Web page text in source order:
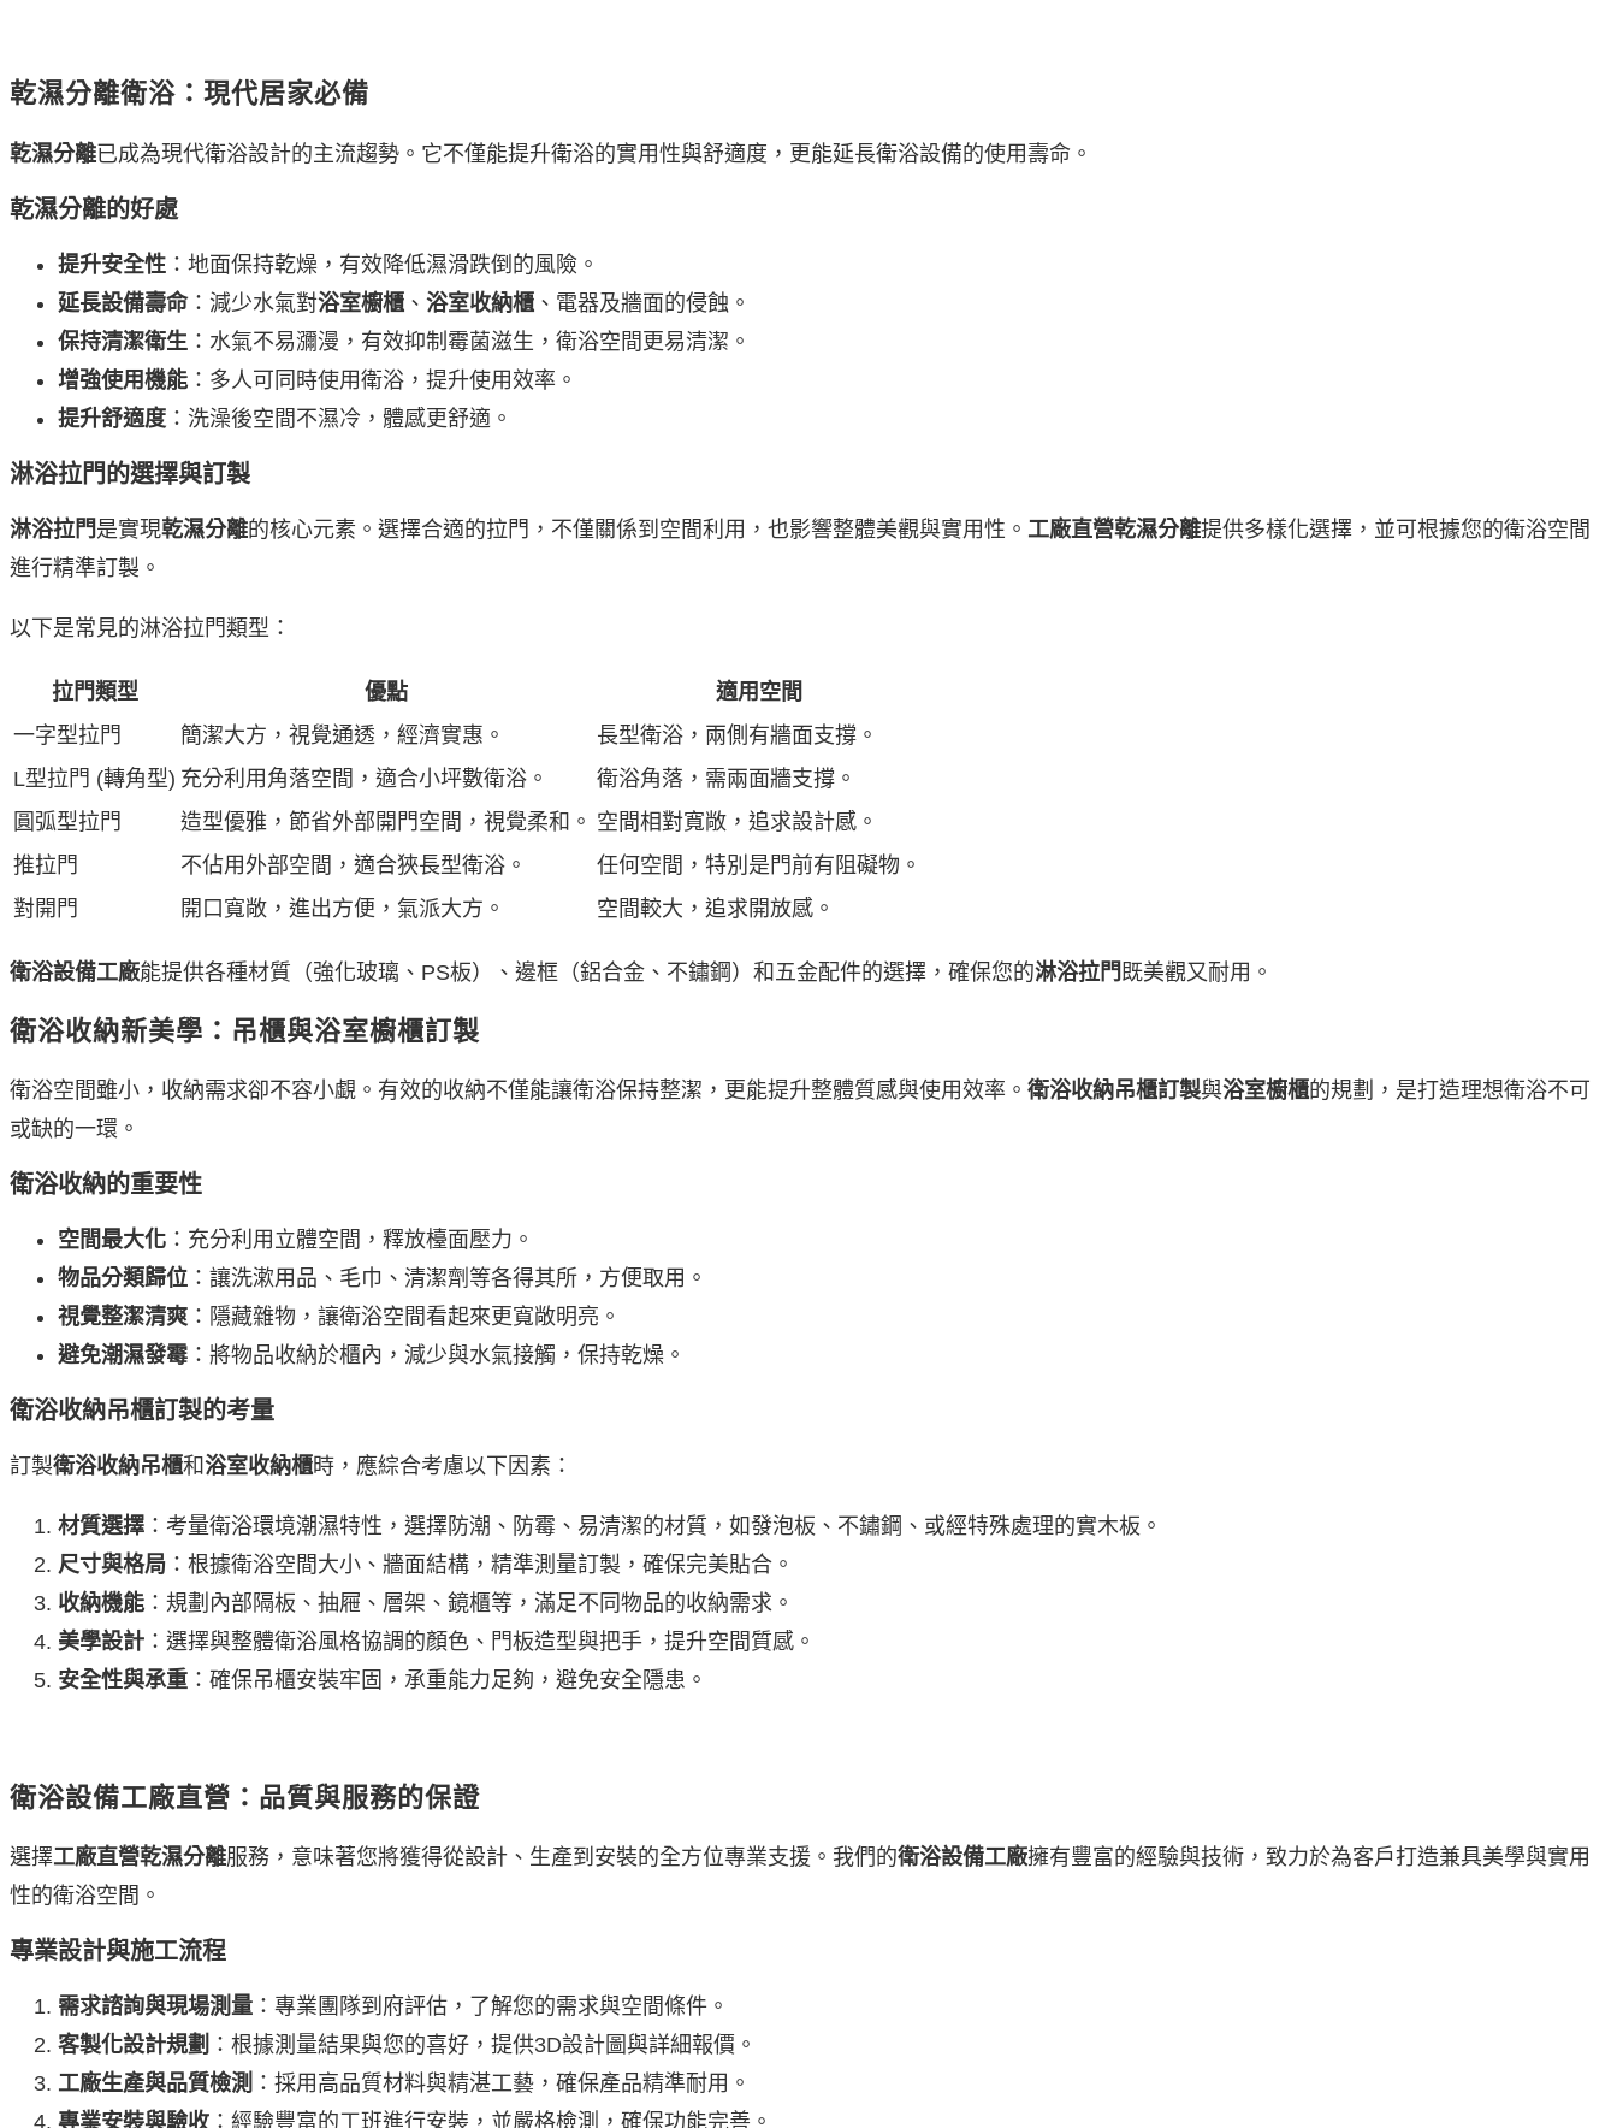
乾濕分離衛浴：現代居家必備
乾濕分離已成為現代衛浴設計的主流趨勢。它不僅能提升衛浴的實用性與舒適度，更能延長衛浴設備的使用壽命。
乾濕分離的好處
提升安全性 ：地面保持乾燥，有效降低濕滑跌倒的風險。
延長設備壽命：減少水氣對浴室櫥櫃 、 浴室收納櫃 、電器及牆面的侵蝕。
保持清潔衛生 ：水氣不易瀰漫，有效抑制霉菌滋生，衛浴空間更易清潔。
增強使用機能 ：多人可同時使用衛浴，提升使用效率。
提升舒適度 ：洗澡後空間不濕冷，體感更舒適。
淋浴拉門的選擇與訂製
淋浴拉門 是實現乾濕分離的核心元素。選擇合適的拉門，不僅關係到空間利用，也影響整體美觀與實用性。 工廠直營乾濕分離提供多樣化選擇，並可根據您的衛浴空間
進行精準訂製。
以下是常見的淋浴拉門類型：
拉門類型 優點
適用空間
一字型拉門
簡潔大方，視覺通透，經濟實惠。
長型衛浴，兩側有牆面支撐。
L型拉門 (轉角型) 充分利用角落空間，適合小坪數衛浴。
衛浴角落，需兩面牆支撐。
圓弧型拉門
造型優雅，節省外部開門空間，視覺柔和。 空間相對寬敞，追求設計感。
推拉門
不佔用外部空間，適合狹長型衛浴。
任何空間，特別是門前有阻礙物。
對開門
開口寬敞，進出方便，氣派大方。 空間較大，追求開放感。
衛浴設備工廠能提供各種材質（強化玻璃、PS板）、邊框（鋁合金、不鏽鋼）和五金配件的選擇，確保您的淋浴拉門 既美觀又耐用。
衛浴收納新美學：吊櫃與浴室櫥櫃訂製
衛浴空間雖小，收納需求卻不容小覷。有效的收納不僅能讓衛浴保持整潔，更能提升整體質感與使用效率。 衛浴收納吊櫃訂製與浴室櫥櫃的規劃，是打造理想衛浴不可
或缺的一環。
衛浴收納的重要性
空間最大化 ：充分利用立體空間，釋放檯面壓力。
物品分類歸位 ：讓洗漱用品、毛巾、清潔劑等各得其所，方便取用。
視覺整潔清爽 ：隱藏雜物，讓衛浴空間看起來更寬敞明亮。
避免潮濕發霉 ：將物品收納於櫃內，減少與水氣接觸，保持乾燥。
衛浴收納吊櫃訂製的考量
訂製衛浴收納吊櫃和浴室收納櫃時，應綜合考慮以下因素：
材質選擇 ：考量衛浴環境潮濕特性，選擇防潮、防霉、易清潔的材質，如發泡板、不鏽鋼、或經特殊處理的實木板。
尺寸與格局 ：根據衛浴空間大小、牆面結構，精準測量訂製，確保完美貼合。
收納機能 ：規劃內部隔板、抽屜、層架、鏡櫃等，滿足不同物品的收納需求。
美學設計 ：選擇與整體衛浴風格協調的顏色、門板造型與把手，提升空間質感。
安全性與承重 ：確保吊櫃安裝牢固，承重能力足夠，避免安全隱患。
衛浴設備工廠直營：品質與服務的保證
選擇工廠直營乾濕分離服務，意味著您將獲得從設計、生產到安裝的全方位專業支援。我們的衛浴設備工廠擁有豐富的經驗與技術，致力於為客戶打造兼具美學與實用
性的衛浴空間。
專業設計與施工流程
需求諮詢與現場測量 ：專業團隊到府評估，了解您的需求與空間條件。
客製化設計規劃 ：根據測量結果與您的喜好，提供3D設計圖與詳細報價。
工廠生產與品質檢測 ：採用高品質材料與精湛工藝，確保產品精準耐用。
專業安裝與驗收 ：經驗豐富的工班進行安裝，並嚴格檢測，確保功能完善。